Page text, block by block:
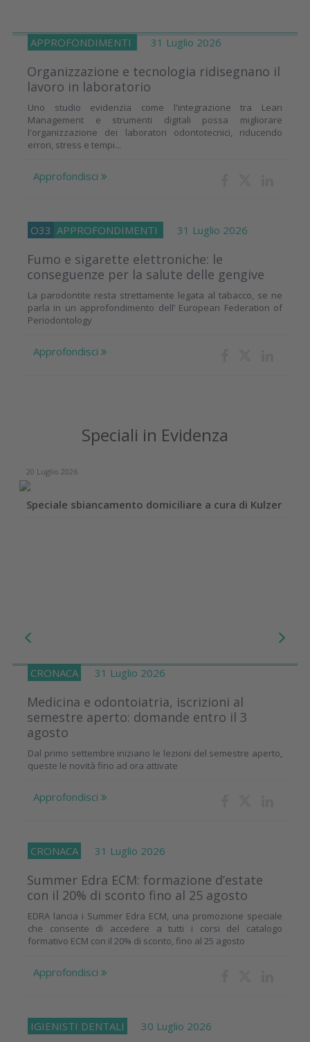
APPROFONDIMENTI 31 Luglio 2026
Organizzazione e tecnologia ridisegnano il
lavoro in laboratorio
Uno studio evidenzia come l'integrazione tra Lean
Management e strumenti digitali possa migliorare
l'organizzazione dei laboratori odontotecnici, riducendo
errori, stress e tempi...
Approfondisci
O33 APPROFONDIMENTI 31 Luglio 2026
Fumo e sigarette elettroniche: le
conseguenze per la salute delle gengive
La parodontite resta strettamente legata al tabacco, se ne
parla in un approfondimento dell’ European Federation of
Periodontology
Approfondisci
Speciali in Evidenza
20 Luglio 2026
Speciale sbiancamento domiciliare a cura di Kulzer
CRONACA 31 Luglio 2026
Medicina e odontoiatria, iscrizioni al
semestre aperto: domande entro il 3
agosto
Dal primo settembre iniziano le lezioni del semestre aperto,
queste le novità fino ad ora attivate
Approfondisci
CRONACA 31 Luglio 2026
Summer Edra ECM: formazione d’estate
con il 20% di sconto fino al 25 agosto
EDRA lancia i Summer Edra ECM, una promozione speciale
che consente di accedere a tutti i corsi del catalogo
formativo ECM con il 20% di sconto, fino al 25 agosto
Approfondisci
IGIENISTI DENTALI 30 Luglio 2026